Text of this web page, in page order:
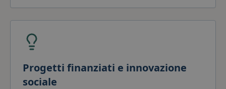
Progetti finanziati e innovazione
sociale